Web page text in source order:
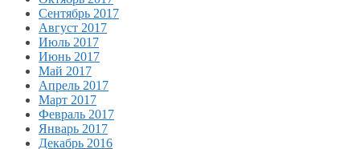
Сентябрь 2017
Август 2017
Июль 2017
Июнь 2017
Май 2017
Апрель 2017
Март 2017
Февраль 2017
Январь 2017
Декабрь 2016